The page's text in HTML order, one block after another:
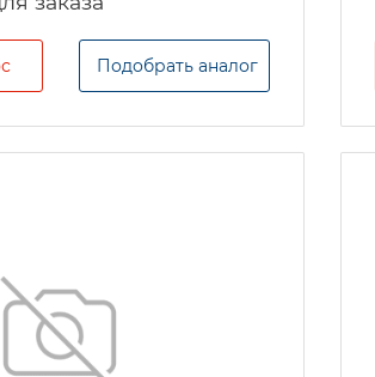
Подобрать аналог